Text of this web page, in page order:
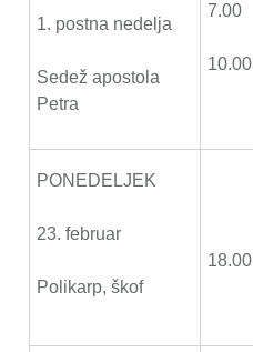
1. postna nedelja
Sedež apostola
Petra
7.00
10.00
PONEDELJEK
23. februar
Polikarp, škof
18.00